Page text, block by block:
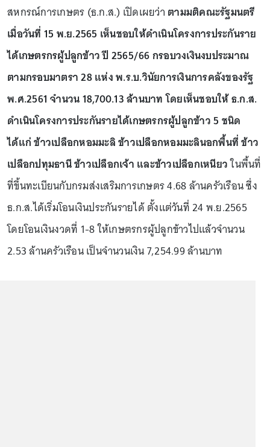
สหกรณ์การเกษตร (ธ.ก.ส.) เปิดเผยว่า ตามมติคณะรัฐมนตรี
เมื่อวันที่ 15 พ.ย.2565 เห็นชอบให้ดำเนินโครงการประกันราย
ได้เกษตรกรผู้ปลูกข้าว ปี 2565/66 กรอบวงเงินงบประมาณ
ตามกรอบมาตรา 28 แห่ง พ.ร.บ.วินัยการเงินการคลังของรัฐ
พ.ศ.2561 จำนวน 18,700.13 ล้านบาทโดยเห็นชอบให้ธ.ก.ส.
ดำเนินโครงการประกันรายได้เกษตรกรผู้ปลูกข้าว 5 ชนิด
ได้แก่ ข้าวเปลือกหอมมะลิ ข้าวเปลือกหอมมะลินอกพื้นที่ ข้าว
เปลือกปทุมธานี ข้าวเปลือกเจ้า และข้าวเปลือกเหนียวในพื้นที่
ที่ขึ้นทะเบียนกับกรมส่งเสริมการเกษตร 4.68 ล้านครัวเรือน ซึ่ง
ธ.ก.ส.ได้เริ่มโอนเงินประกันรายได้ ตั้งแต่วันที่ 24 พ.ย.2565
โดยโอนเงินงวดที่ 1-8 ให้เกษตรกรผู้ปลูกข้าวไปแล้วจำนวน
2.53 ล้านครัวเรือน เป็นจำนวนเงิน 7,254.99 ล้านบาท